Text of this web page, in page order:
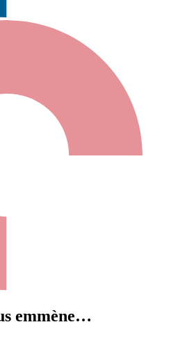
emmène…